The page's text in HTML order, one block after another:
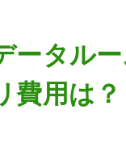
ータル
費用は？